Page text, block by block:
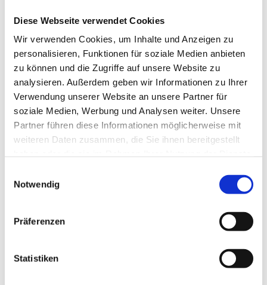
Diese Webseite verwendet Cookies
Wir verwenden Cookies, um Inhalte und Anzeigen zu
personalisieren, Funktionen für soziale Medien anbieten
zu können und die Zugriffe auf unsere Website zu
analysieren. Außerdem geben wir Informationen zu Ihrer
Verwendung unserer Website an unsere Partner für
soziale Medien, Werbung und Analysen weiter. Unsere
Partner führen diese Informationen möglicherweise mit
weiteren Daten zusammen, die Sie ihnen bereitgestellt
Notwendig
Präferenzen
Statistiken
Sammlung sollte als geschlossenes Ensemble bewahrt und
regelmäßig präsentiert werden. Weitere Überlassungen folgten
nach dem Tod des Sammlers und seiner Witwe. Heute bewahrt die
Grafische Sammlung des Landes Oberösterreich mehr als 1.000
Zeichnungen und Druckgrafiken aus den Kastner-Schenkungen.
Aufgrund ihrer Lichtempfindlichkeit können viele dieser Werke nur
selten gezeigt werden.
Die SonderausstellungGrafische Schätze aus der Sammlung
Schlossmuseum Linz
erstmals alle Grafiken aus
diesem Vermächtnis von 1975 in ihrer Gesamtheit. Ihre
Präsentation vom 10. Juli bis zum 11. Oktober 2026eröffnet
seltene Einblicke in einen ansonsten verborgenen Teil der